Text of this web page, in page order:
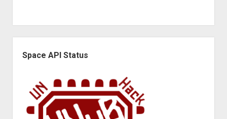
Space API Status